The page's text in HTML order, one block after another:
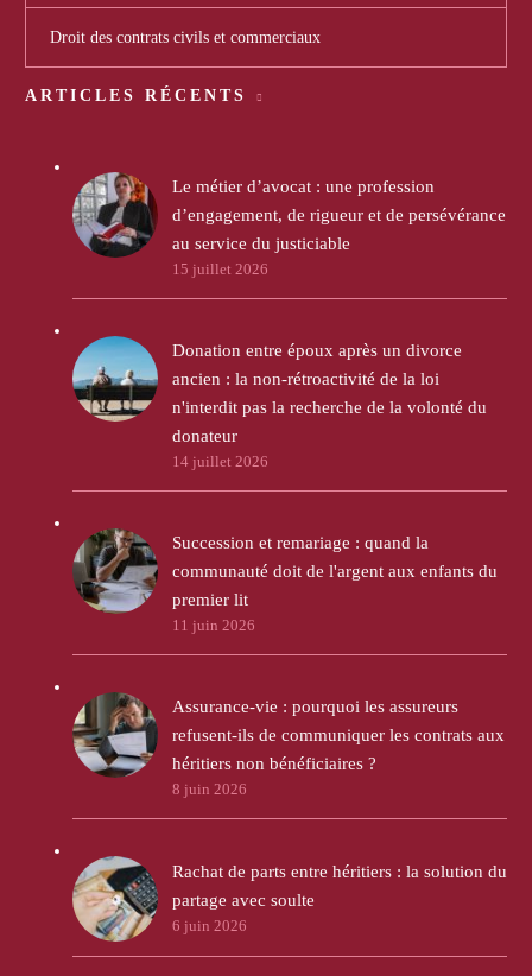
Droit des contrats civils et commerciaux
ARTICLES RÉCENTS
Le métier d’avocat : une profession
d’engagement, de rigueur et de persévérance
au service du justiciable
15 juillet 2026
Donation entre époux après un divorce
ancien : la non-rétroactivité de la loi
n'interdit pas la recherche de la volonté du
donateur
14 juillet 2026
Succession et remariage : quand la
communauté doit de l'argent aux enfants du
premier lit
11 juin 2026
Assurance-vie : pourquoi les assureurs
refusent-ils de communiquer les contrats aux
héritiers non bénéficiaires ?
8 juin 2026
Rachat de parts entre héritiers : la solution du
partage avec soulte
6 juin 2026